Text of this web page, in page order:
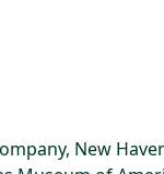
New